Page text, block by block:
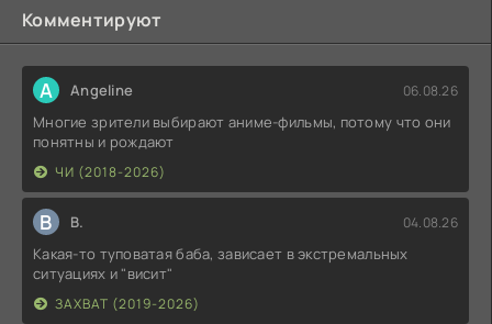
Комментируют
A Angeline 06.08.26
Многие зрители выбирают аниме-фильмы, потому что они
понятны и рождают
ЧИ (2018-2026)
В В. 04.08.26
Какая-то туповатая баба, зависает в экстремальных
ситуациях и "висит"
ЗАХВАТ (2019-2026)